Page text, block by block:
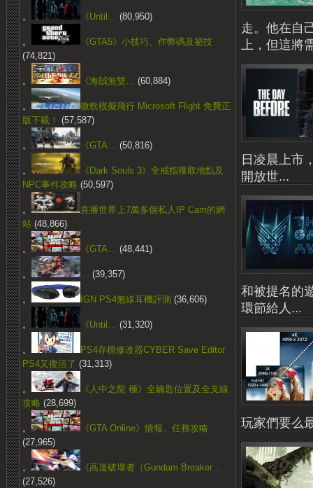
走。他在自
上，但這將
日凌晨上市
開放世...
和被提名的
環節給人...
玩家們要么
。 《Until… (80,950)
。
《GTA5》小技巧、作弊碼及祕技
(74,821)
。 《海賊無雙… (60,884)
。
微軟模擬飛行 Microsoft Flight 免費正
版下載！
(57,587)
。 《GTA… (50,816)
。
《Dark Souls 3》全戒指獲取地點及
NPC事件攻略 (50,597)
。
直播世界上7萬多個私人IP Cam的網
站 (48,866)
。 《GTA… (48,441)
。 … (39,357)
。 IGN PS4無線耳機評測 (36,606)
。 《Until… (31,320)
。
PS4存檔修改器CYBER Save Editor
PS4又復活了 (31,313)
。
《人中之龍 極》全鑰匙位置及全支線
攻略 (28,699)
。
《GTA Online》情報、任務攻略
(27,965)
。
《高達破壞者（Gundam Breaker…
(27,526)